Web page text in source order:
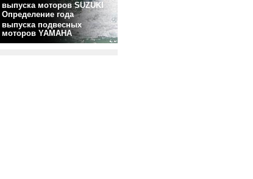
выпуска моторов SUZUKI
Определение года
выпуска подвесных
моторов YAMAHA